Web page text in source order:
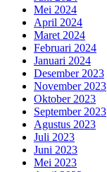
Mei 2024
April 2024
Maret 2024
Februari 2024
Januari 2024
Desember 2023
November 2023
Oktober 2023
September 2023
Agustus 2023
Juli 2023
Juni 2023
Mei 2023